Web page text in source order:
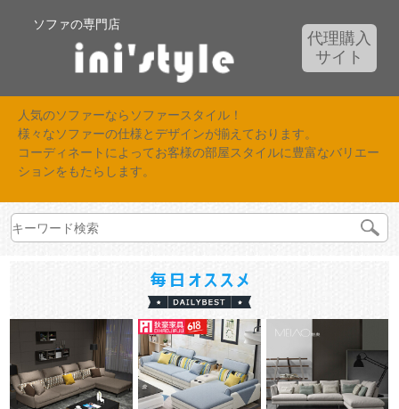
ソファの専門店
代理購入
サイト
人気のソファーならソファースタイル！
様々なソファーの仕様とデザインが揃えております。
コーディネートによってお客様の部屋スタイルに豊富なバリエー
ションをもたらします。